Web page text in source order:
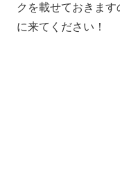
クを載せておきま
に来てください！